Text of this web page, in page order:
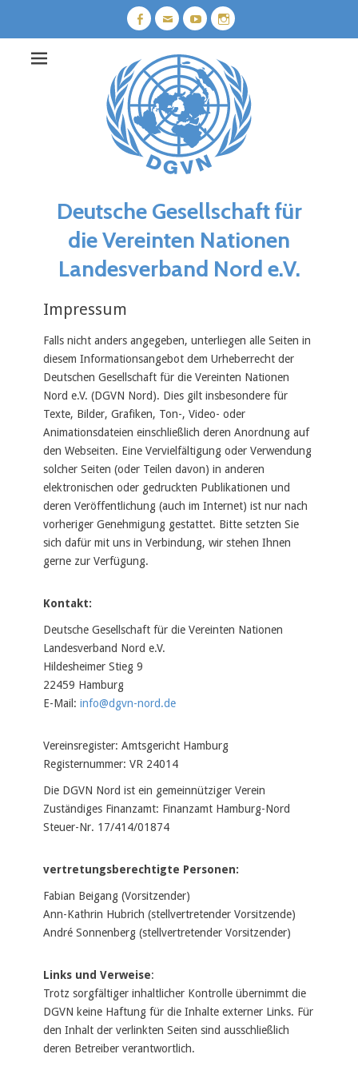
Facebook
E-
YouTubeInstagram
Deutsche Gesellschaft für
die Vereinten Nationen
Landesverband Nord e.V.
Impressum
Falls nicht anders angegeben, unterliegen alle Seiten in
diesem Informationsangebot dem Urheberrecht der
Deutschen Gesellschaft für die Vereinten Nationen
Nord e.V. (DGVN Nord). Dies gilt insbesondere für
Texte, Bilder, Grafiken, Ton-, Video- oder
Animationsdateien einschließlich deren Anordnung auf
den Webseiten. Eine Vervielfältigung oder Verwendung
solcher Seiten (oder Teilen davon) in anderen
elektronischen oder gedruckten Publikationen und
deren Veröffentlichung (auch im Internet) ist nur nach
vorheriger Genehmigung gestattet. Bitte setzten Sie
sich dafür mit uns in Verbindung, wir stehen Ihnen
gerne zur Verfügung.
Kontakt:
Deutsche Gesellschaft für die Vereinten Nationen
Landesverband Nord e.V.
Hildesheimer Stieg 9
22459 Hamburg
E-Mail: info@dgvn-nord.de
Vereinsregister: Amtsgericht Hamburg
Registernummer: VR 24014
Die DGVN Nord ist ein gemeinnütziger Verein
Zuständiges Finanzamt: Finanzamt Hamburg-Nord
Steuer-Nr. 17/414/01874
vertretungsberechtigte Personen:
Fabian Beigang (Vorsitzender)
Ann-Kathrin Hubrich (stellvertretender Vorsitzende)
André Sonnenberg (stellvertretender Vorsitzender)
Links und Verweise:
Trotz sorgfältiger inhaltlicher Kontrolle übernimmt die
DGVN keine Haftung für die Inhalte externer Links. Für
den Inhalt der verlinkten Seiten sind ausschließlich
deren Betreiber verantwortlich.